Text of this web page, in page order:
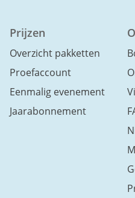
Prijzen
Overzicht pakketten
Proefaccount
Eenmalig evenement
Jaarabonnement